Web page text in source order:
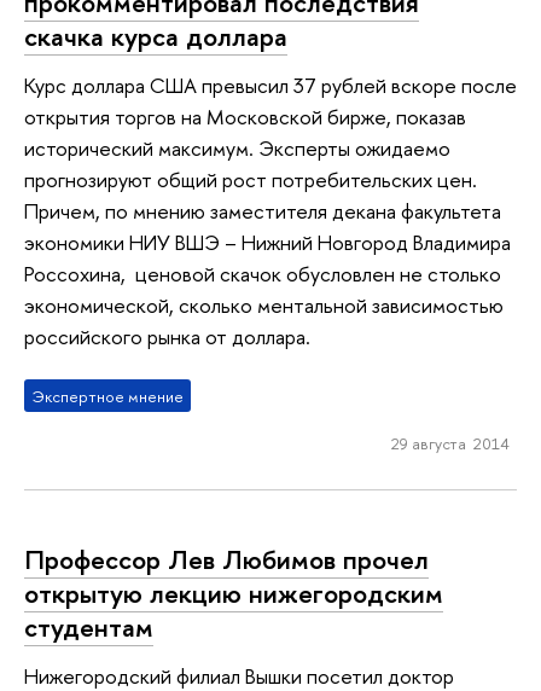
скачка курса доллара
Курс доллара США превысил 37 рублей вскоре после
открытия торгов на Московской бирже, показав
исторический максимум. Эксперты ожидаемо
прогнозируют общий рост потребительских цен.
Причем, по мнению заместителя декана факультета
экономики НИУ ВШЭ – Нижний Новгород Владимира
Россохина, ценовой скачок обусловлен не столько
экономической, сколько ментальной зависимостью
российского рынка от доллара.
Экспертное мнение
29 августа 2014
Профессор Лев Любимов прочел
открытую лекцию нижегородским
студентам
Нижегородский филиал Вышки посетил доктор